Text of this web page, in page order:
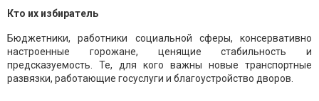
Кто их избиратель
Бюджетники, работники социальной сферы, консервативно
настроенные горожане, ценящие стабильность и
предсказуемость. Те, для кого важны новые транспортные
развязки, работающие госуслуги и благоустройство дворов.